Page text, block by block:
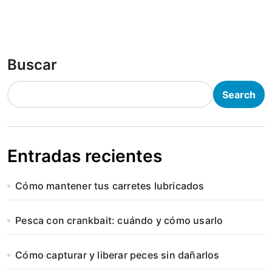
Buscar
Search
Entradas recientes
Cómo mantener tus carretes lubricados
Pesca con crankbait: cuándo y cómo usarlo
Cómo capturar y liberar peces sin dañarlos